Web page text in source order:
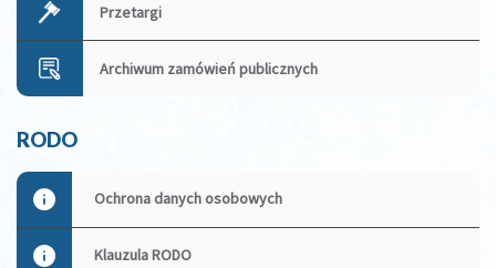
Przetargi
Archiwum zamówień publicznych
RODO
Ochrona danych osobowych
Klauzula RODO